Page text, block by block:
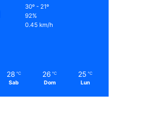
30º - 21º
92%
0.45 km/h
28 ℃
Sab
26 ℃
Dom
25 ℃
Lun